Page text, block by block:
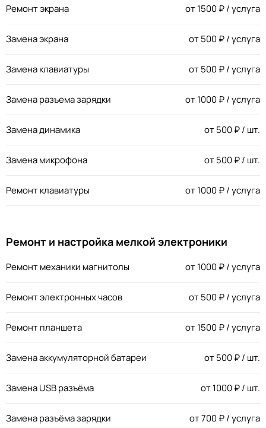
Ремонт экрана от1500₽ / услуга
Замена экрана от500₽ / услуга
Замена клавиатуры от500₽ / услуга
Замена разъема зарядки от1000₽ / услуга
Замена динамика от500₽ / шт.
Замена микрофона от500₽ / шт.
Ремонт клавиатуры от1000₽ / услуга
Ремонт и настройка мелкой электроники
Ремонт механики магнитолы от1000₽ / услуга
Ремонт электронных часов от500₽ / услуга
Ремонт планшета от1500₽ / услуга
Замена аккумуляторной батареи от500₽ / шт.
Замена USB разъёма от1000₽ / шт.
Замена разъёма зарядки от700₽ / услуга